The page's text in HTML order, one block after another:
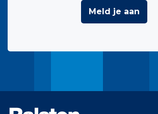
Meld je aan